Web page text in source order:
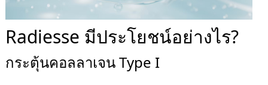
Radiesse มีประโยชน์อย่างไร?
กระตุ้นคอลลาเจน Type I